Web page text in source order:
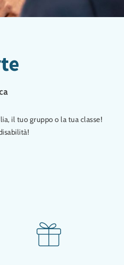
il tuo gruppo o la tua classe!